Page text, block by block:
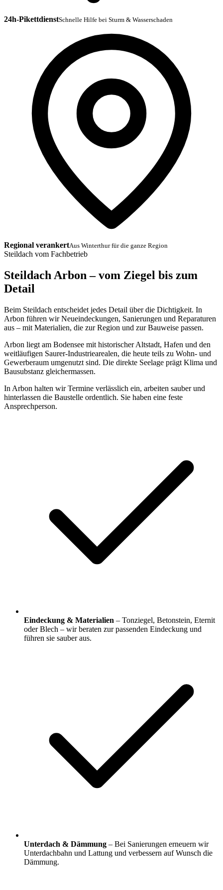
24h-PikettdienstSchnelle Hilfe bei Sturm & Wasserschaden
Regional verankertAus Winterthur für die ganze Region
Steildach vom Fachbetrieb
Steildach Arbon – vom Ziegel bis zum
Detail
Beim Steildach entscheidet jedes Detail über die Dichtigkeit. In
Arbon führen wir Neueindeckungen, Sanierungen und Reparaturen
aus – mit Materialien, die zur Region und zur Bauweise passen.
Arbon liegt am Bodensee mit historischer Altstadt, Hafen und den
weitläufigen Saurer-Industriearealen, die heute teils zu Wohn- und
Gewerberaum umgenutzt sind. Die direkte Seelage prägt Klima und
Bausubstanz gleichermassen.
In Arbon halten wir Termine verlässlich ein, arbeiten sauber und
hinterlassen die Baustelle ordentlich. Sie haben eine feste
Ansprechperson.
Eindeckung & Materialien – Tonziegel, Betonstein, Eternit
oder Blech – wir beraten zur passenden Eindeckung und
führen sie sauber aus.
Unterdach & Dämmung – Bei Sanierungen erneuern wir
Unterdachbahn und Lattung und verbessern auf Wunsch die
Dämmung.